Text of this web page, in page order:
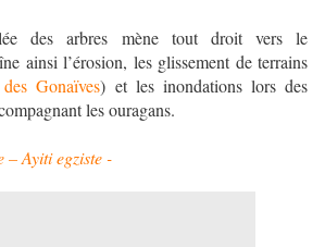
des arbres mène tout droit vers le
ainsi l’érosion, les glissement de terrains
Gonaïves) et les inondations lors des
les ouragans.
– Ayiti egziste -